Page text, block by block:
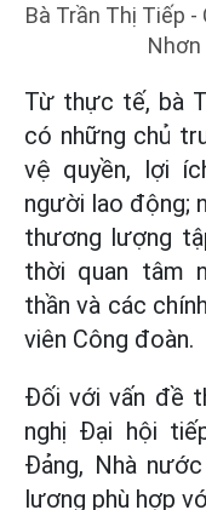
Bà Trần Thị Tiếp
Nhơn
Từ thực tế, bà
có những chủ
vệ quyền, lợi
người lao động;
thương lượng
thời quan tâm
thần và các
viên Công đoàn.
Đối với vấn đề
nghị Đại hội
Đảng, Nhà
lương phù hợp